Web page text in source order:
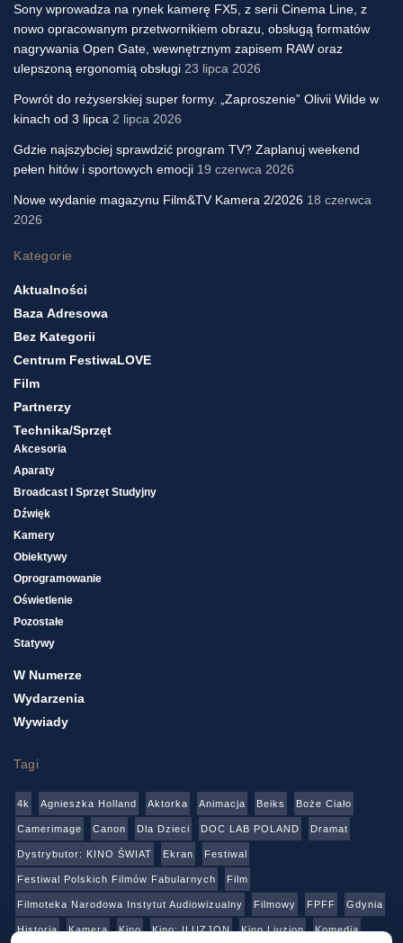
Sony wprowadza na rynek kamerę FX5, z serii Cinema Line, z
nowo opracowanym przetwornikiem obrazu, obsługą formatów
nagrywania Open Gate, wewnętrznym zapisem RAW oraz
ulepszoną ergonomią obsługi 23 lipca 2026
Powrót do reżyserskiej super formy. „Zaproszenie” Olivii Wilde w
kinach od 3 lipca 2 lipca 2026
Gdzie najszybciej sprawdzić program TV? Zaplanuj weekend
pełen hitów i sportowych emocji 19 czerwca 2026
Nowe wydanie magazynu Film&TV Kamera 2/2026 18 czerwca
2026
Kategorie
Aktualności
Baza Adresowa
Bez Kategorii
Centrum FestiwaLOVE
Film
Partnerzy
Technika/sprzęt
Akcesoria
Aparaty
Broadcast I Sprzęt Studyjny
Dźwięk
Kamery
Obiektywy
Oprogramowanie
Oświetlenie
Pozostałe
Statywy
W Numerze
Wydarzenia
Wywiady
Tagi
4k Agnieszka Holland Aktorka Animacja Beiks Boże Ciało
Camerimage Canon Dla Dzieci DOC LAB POLAND Dramat
Dystrybutor: KINO ŚWIAT Ekran Festiwal
Festiwal Polskich Filmów Fabularnych Film
Filmoteka Narodowa Instytut Audiowizualny Filmowy FPFF Gdynia
Historia Kamera Kino Kino: ILUZJON Kino Liuzjon Komedia